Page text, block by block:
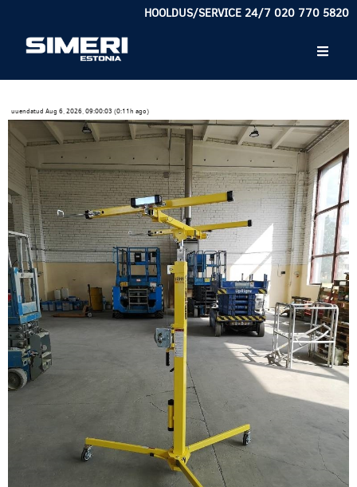
HOOLDUS/SERVICE 24/7 020 770 5820
uuendatud Aug 6, 2026, 09:00:03 (0:11h ago)